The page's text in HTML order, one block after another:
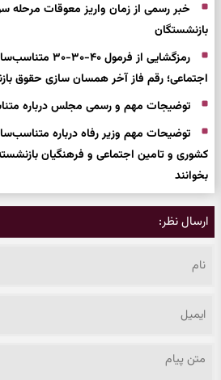
خبر رسمی از زمان واریز معوقات
بازنشستگان
رمزگشایی از
اجتماعی؛ رقم فاز آخر همسان سازی حقوق
توضیجات مهم و رسمی مجلس درباره
توضیحات مهم وزیر رفاه درباره
کشوری و تامین اجتماعی و فرهنگیان
بخوانند
ارسال نظر: